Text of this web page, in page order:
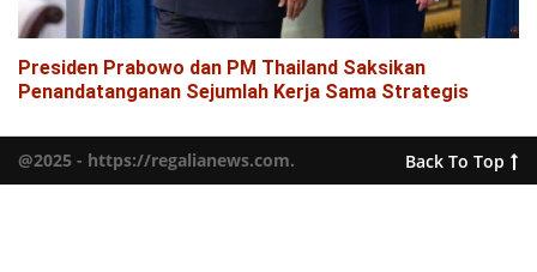
Presiden Prabowo dan PM Thailand Saksikan
Penandatanganan Sejumlah Kerja Sama Strategis
@2025 - https://regalianews.com. Back To Top